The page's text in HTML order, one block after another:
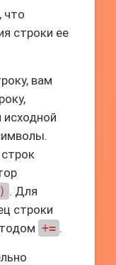
что
строки ее
вам
. Для
строки
+= .